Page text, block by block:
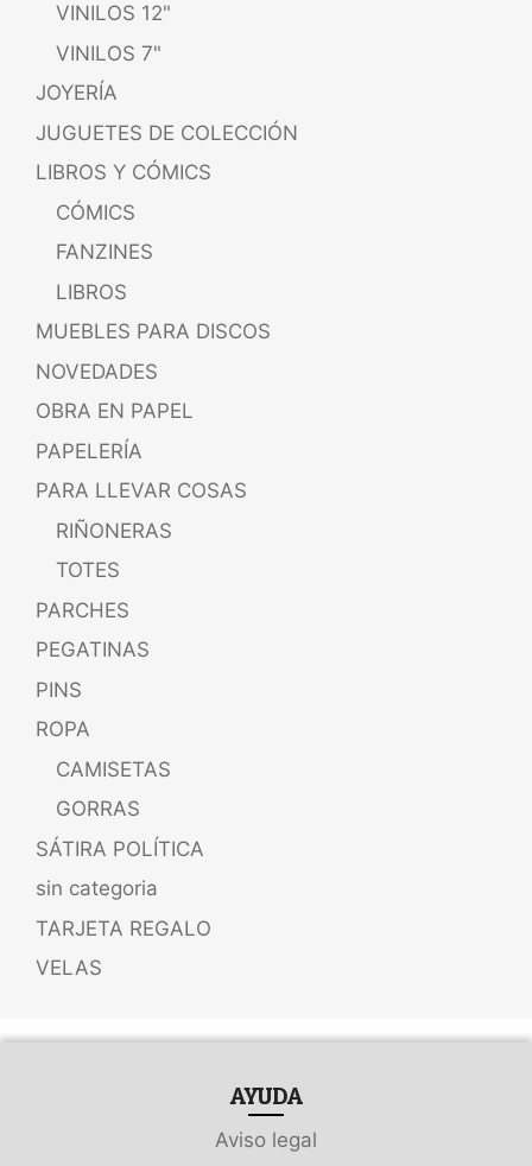
VINILOS 12"
VINILOS 7"
JOYERÍA
JUGUETES DE COLECCIÓN
LIBROS Y CÓMICS
CÓMICS
FANZINES
LIBROS
MUEBLES PARA DISCOS
NOVEDADES
OBRA EN PAPEL
PAPELERÍA
PARA LLEVAR COSAS
RIÑONERAS
TOTES
PARCHES
PEGATINAS
PINS
ROPA
CAMISETAS
GORRAS
SÁTIRA POLÍTICA
sin categoria
TARJETA REGALO
VELAS
AYUDA
Aviso legal